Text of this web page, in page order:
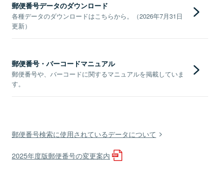
郵便番号データのダウンロード
各種データのダウンロードはこちらから。（2026年7月31日
更新）
郵便番号・バーコードマニュアル
郵便番号や、バーコードに関するマニュアルを掲載していま
す。
郵便番号検索に使用されているデータについて
2025年度版郵便番号の変更案内